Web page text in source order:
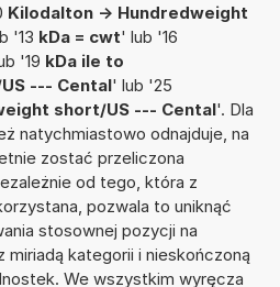
Kilodalton -> Hundredweight
'13 kDa = cwt' lub '16
'19 kDa ile to
--- Cental' lub '25
short/US --- Cental'. Dla
natychmiastowo odnajduje, na
zostać przeliczona
od tego, która z
pozwala to uniknąć
stosownej pozycji na
miriadą kategorii i nieskończoną
We wszystkim wyręcza